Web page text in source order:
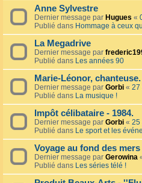
Anne Sylvestre
Dernier message par Hugues «
Publié dans Hommage à ceux
La Megadrive
Dernier message par
Publié dans Les années 90
Marie-Léonor, chanteuse.
Dernier message par Gorbi « 27
Publié dans La musique !
Impôt célibataire - 1984.
Dernier message par Gorbi « 25
Publié dans Le sport et les
Voyage au fond des mers
Dernier message par Gerowina
Publié dans Les séries télé !